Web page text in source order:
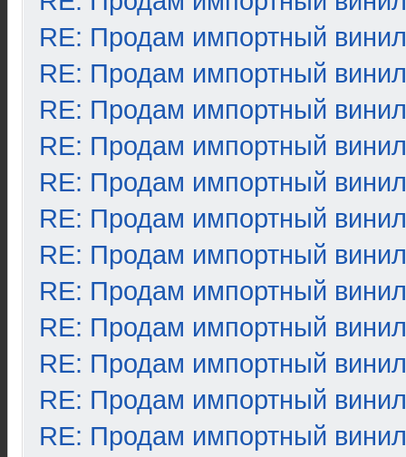
RE: Продам импортный винил
RE: Продам импортный винил
RE: Продам импортный винил
RE: Продам импортный винил
RE: Продам импортный винил
RE: Продам импортный винил
RE: Продам импортный винил
RE: Продам импортный винил
RE: Продам импортный винил
RE: Продам импортный винил
RE: Продам импортный винил
RE: Продам импортный винил